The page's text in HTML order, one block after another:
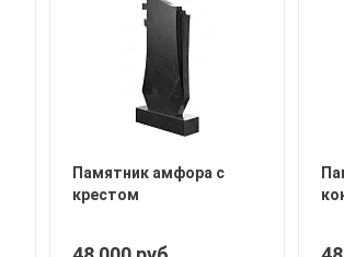
Памятник амфора с
крестом